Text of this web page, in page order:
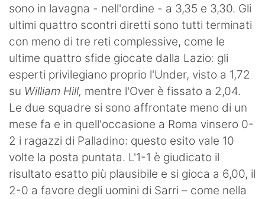
sono in lavagna - nell'ordine - a 3,35 e 3,30. Gli
ultimi quattro scontri diretti sono tutti terminati
con meno di tre reti complessive, come le
ultime quattro sfide giocate dalla Lazio: gli
esperti privilegiano proprio l'Under, visto a 1,72
su William Hill, mentre l'Over è fissato a 2,04.
Le due squadre si sono affrontate meno di un
mese fa e in quell'occasione a Roma vinsero 0-
2 i ragazzi di Palladino: questo esito vale 10
volte la posta puntata. L'1-1 è giudicato il
risultato esatto più plausibile e si gioca a 6,00, il
2-0 a favore degli uomini di Sarri – come nella